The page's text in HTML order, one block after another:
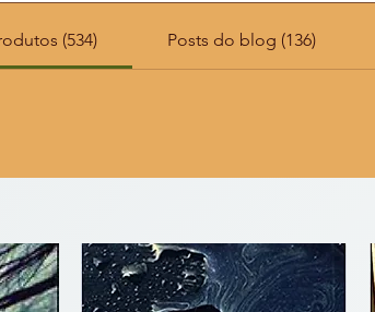
(534) Posts do blog (136)